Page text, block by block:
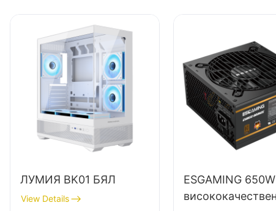
ЛУМИЯ BK01 БЯЛ
View Details
ESGAMING 650W